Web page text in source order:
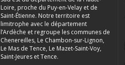
Loire, proche du Puy-en-Velay et de
Saint-Étienne. Notre territoire est
limitrophe avec le département
l’Ardèche et regroupe les communes de
Chenereilles, Le Chambon-sur-Lignon,
Le Mas de Tence, Le Mazet-Saint-Voy,
Saint-Jeures et Tence.